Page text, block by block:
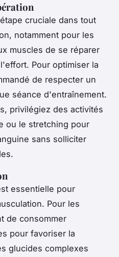
cruciale dans tout
notamment pour les
muscles de se réparer
Pour optimiser la
de respecter un
séance d'entraînement.
privilégiez des activités
ou le stretching pour
sans solliciter
essentielle pour
Pour les
de consommer
pour favoriser la
glucides complexes